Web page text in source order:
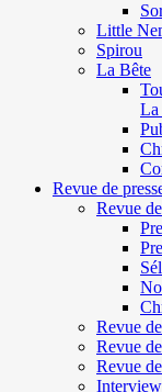
Little
Spirou
La Bête
La
Revue de
Revue
Revue
Revue
Revue